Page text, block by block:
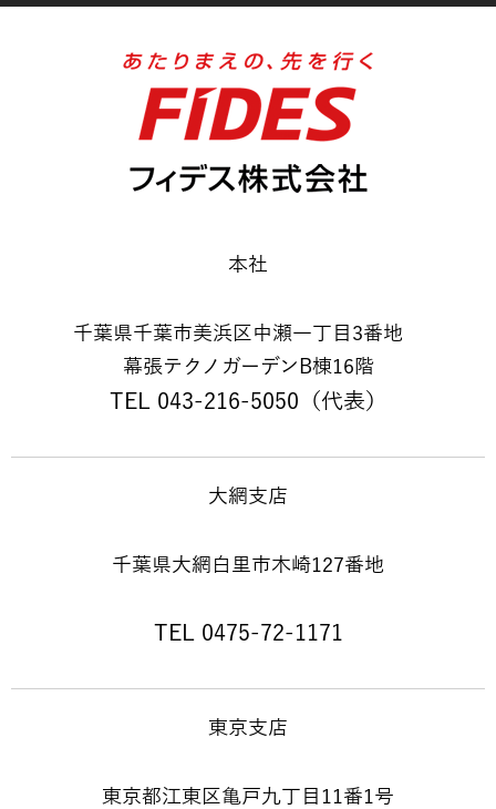
本社
千葉県千葉市美浜区中瀬一丁目3番地
幕張テクノガーデンB棟16階
TEL 043-216-5050（代表）
大網支店
千葉県大網白里市木崎127番地
TEL 0475-72-1171
東京支店
東京都江東区亀戸九丁目11番1号